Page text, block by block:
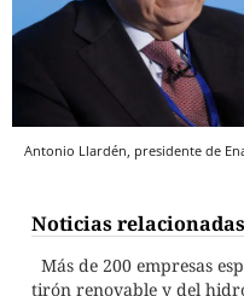
Antonio Llardén, presidente de
Noticias relacionadas
Más de 200 empresas
tirón renovable y del